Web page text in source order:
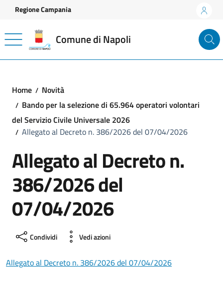
Vai ai contenuti
Vai al footer
Regione Campania
Comune di Napoli
Home
Novità
Bando per la selezione di 65.964 operatori volontari
del Servizio Civile Universale 2026
Allegato al Decreto n. 386/2026 del 07/04/2026
Allegato al Decreto n.
386/2026 del
07/04/2026
Condividi Vedi azioni
Allegato al Decreto n. 386/2026 del 07/04/2026